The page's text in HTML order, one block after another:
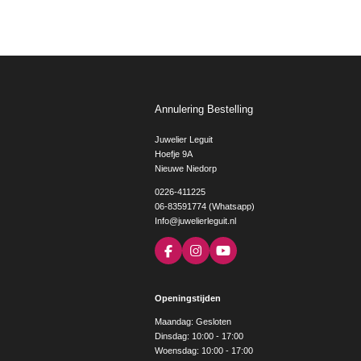
Annulering Bestelling
Juwelier Leguit
Hoefje 9A
Nieuwe Niedorp
0226-411225
06-83591774 (Whatsapp)
Info@juwelierleguit.nl
F
a
b
o
k
I
n
a
g
r
a
m
Y
o
e
Openingstijden
Maandag: Gesloten
Dinsdag: 10:00 - 17:00
Woensdag: 10:00 - 17:00